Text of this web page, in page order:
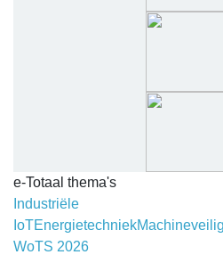
e-Totaal thema's
Industriële
IoTEnergietechniek
WoTS 2026